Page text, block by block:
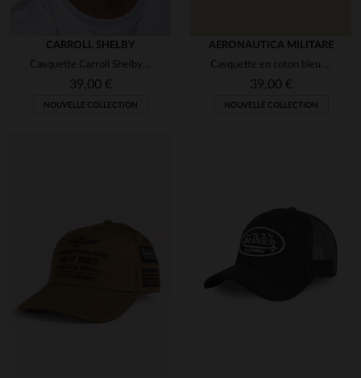
CARROLL SHELBY
Casquette Carroll Shelby cobra bleu marine
39,00 €
NOUVELLE COLLECTION
AERONAUTICA MILITARE
Casquette en coton bleu marine iconique de l'armée de l'air italienne
39,00 €
NOUVELLE COLLECTION